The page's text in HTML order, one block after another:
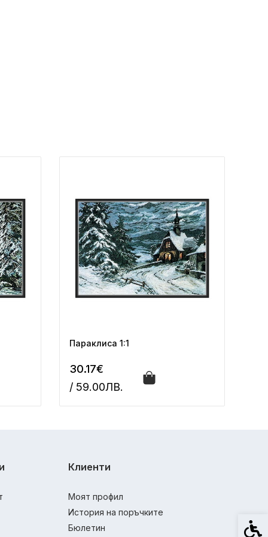
Параклиса 1:1
30.17€
/ 59.00ЛВ.
Клиенти
Моят профил
История на поръчките
Бюлетин